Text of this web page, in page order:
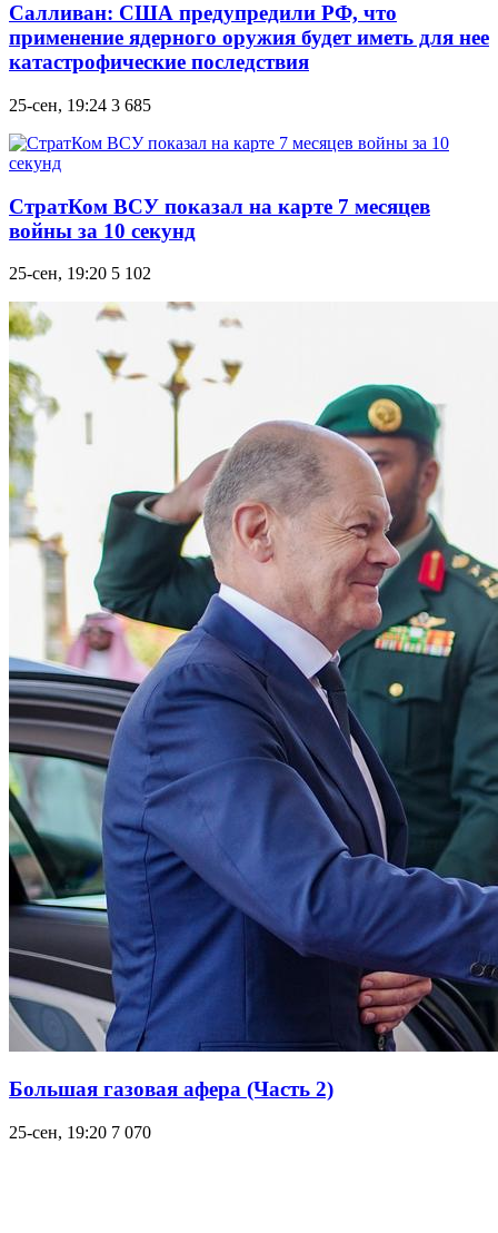
Салливан: США предупредили РФ, что
применение ядерного оружия будет иметь для нее
катастрофические последствия
25-сен, 19:24 3 685
СтратКом ВСУ показал на карте 7 месяцев
войны за 10 секунд
25-сен, 19:20 5 102
Большая газовая афера (Часть 2)
25-сен, 19:20 7 070